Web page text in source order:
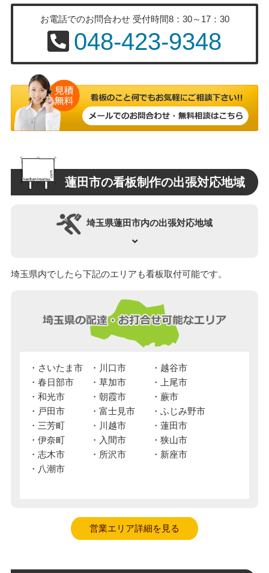
お電話でのお問合わせ 受付時間8：30～17：30
048-423-9348
蓮田市の看板制作の出張対応地域
埼玉県蓮田市内の出張対応地域
埼玉県内でしたら下記のエリアも看板取付可能です。
さいたま市 川口市
越谷市
春日部市
草加市
上尾市
和光市
朝霞市
蕨市
戸田市
富士見市
ふじみ野市
三芳町
川越市
蓮田市
伊奈町
入間市
狭山市
志木市
所沢市
新座市
八潮市
営業エリア詳細を見る